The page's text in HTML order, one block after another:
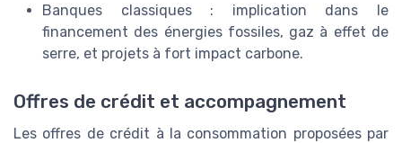
Banques classiques : implication dans le
financement des énergies fossiles, gaz à effet de
serre, et projets à fort impact carbone.
Offres de crédit et accompagnement
Les offres de crédit à la consommation proposées par